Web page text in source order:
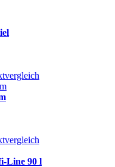
Line 90 l